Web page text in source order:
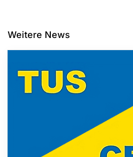
Weitere News